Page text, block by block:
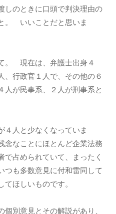
のときに口頭で判決理由の
。 いいことだと思いま
。 現在は、弁護士出身４
、行政官１人で、その他の６
が民事系、２人が刑事系と
４人と少なくなっていま
なことにほとんど企業法務
で占められていて、まったく
つも多数意見に付和雷同して
ほしいものです。
別意見とその解説があり、